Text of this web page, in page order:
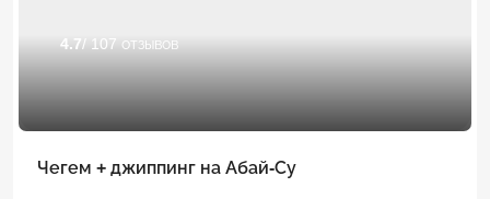
4.7/ 107 отзывов
Чегем + джиппинг на Абай-Су